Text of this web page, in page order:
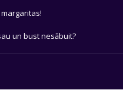
un bust nesăbuit?